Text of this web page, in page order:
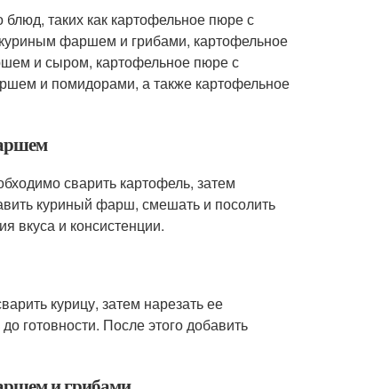
таких как картофельное пюре с
фаршем и грибами, картофельное
и сыром, картофельное пюре с
и помидорами, а также картофельное
сварить картофель, затем
куриный фарш, смешать и посолить
вкуса и консистенции.
курицу, затем нарезать ее
готовности. После этого добавить